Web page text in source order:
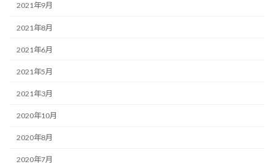
2021年9月
2021年8月
2021年6月
2021年5月
2021年3月
2020年10月
2020年8月
2020年7月